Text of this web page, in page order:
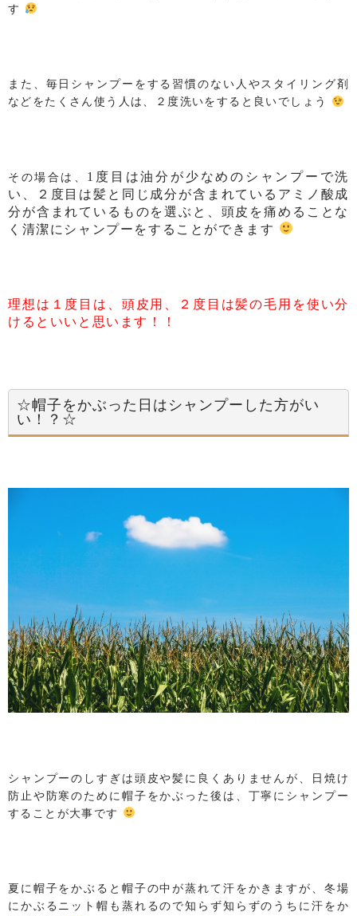
す
また、毎日シャンプーをする習慣のない人やスタイリング剤
などをたくさん使う人は、２度洗いをすると良いでしょう
その場合は、 1 度目は油分が少なめのシャンプーで洗
い、２度目は髪と同じ成分が含まれているアミノ酸成
分が含まれているものを選ぶと、頭皮を痛めることな
く清潔にシャンプーをすることができます
理想は１度目は、頭皮用、２度目は髪の毛用を使い分
けるといいと思います！！
☆帽子をかぶった日はシャンプーした方がい
い！？☆
シャンプーのしすぎは頭皮や髪に良くありませんが、日焼け
防止や防寒のために帽子をかぶった後は、丁寧にシャンプー
することが大事です
夏に帽子をかぶると帽子の中が蒸れて汗をかきますが、冬場
にかぶるニット帽も蒸れるので知らず知らずのうちに汗をか